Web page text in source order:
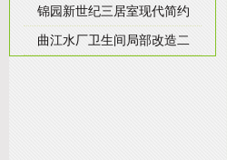
锦园新世纪三居室现代简约
曲江水厂卫生间局部改造二